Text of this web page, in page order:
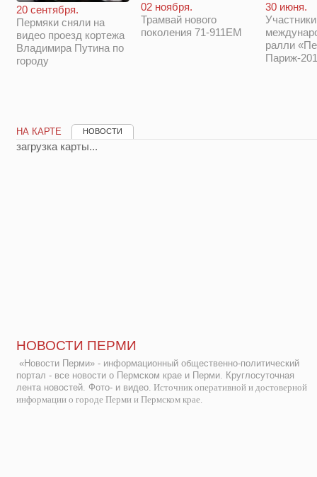
20 сентября.
Пермяки сняли на
видео проезд кортежа
Владимира Путина по
городу
02 ноября.
Трамвай нового
поколения 71-911ЕМ
30 июня.
Участники
ралли
Париж-
НА КАРТЕ НОВОСТИ
загрузка карты...
НОВОСТИ ПЕРМИ
«Новости Перми» - информационный общественно-политический
портал - все новости о Пермском крае и Перми. Круглосуточная
лента новостей. Фото- и видео. Источник оперативной и достоверной
информации о городе Перми и Пермском крае.